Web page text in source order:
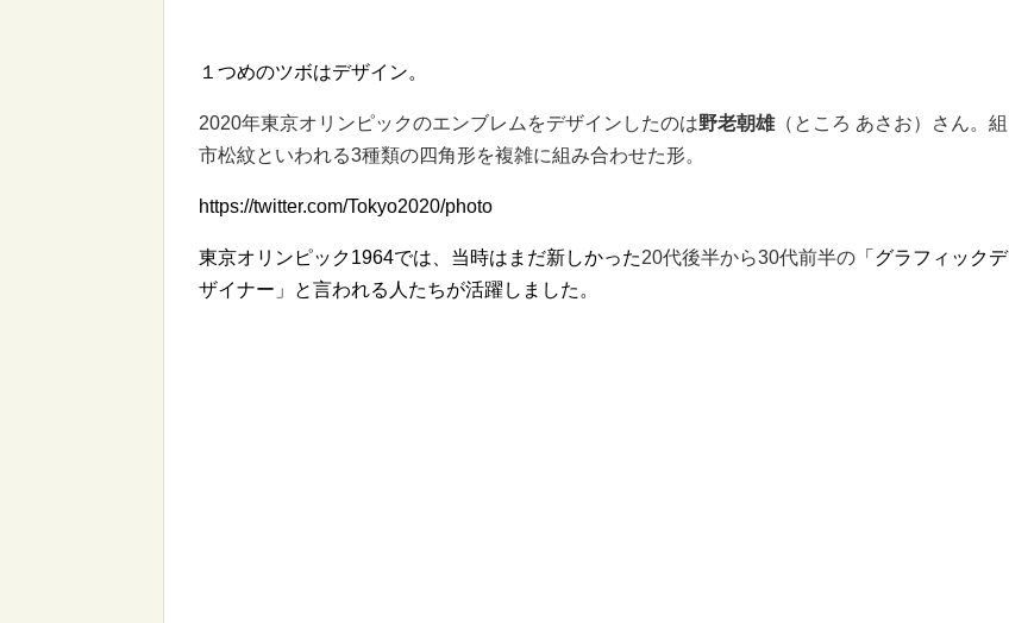
１つめのツボはデザイン。
2020年東京オリンピックのエンブレムをデザインしたのは野老朝雄（ところ あさお）さん。組
市松紋といわれる3種類の四角形を複雑に組み合わせた形。
https://twitter.com/Tokyo2020/photo
東京オリンピック1964では、当時はまだ新しかった20代後半から30代前半の 「グラフィックデ
ザイナー」と言われる人たちが活躍しました。